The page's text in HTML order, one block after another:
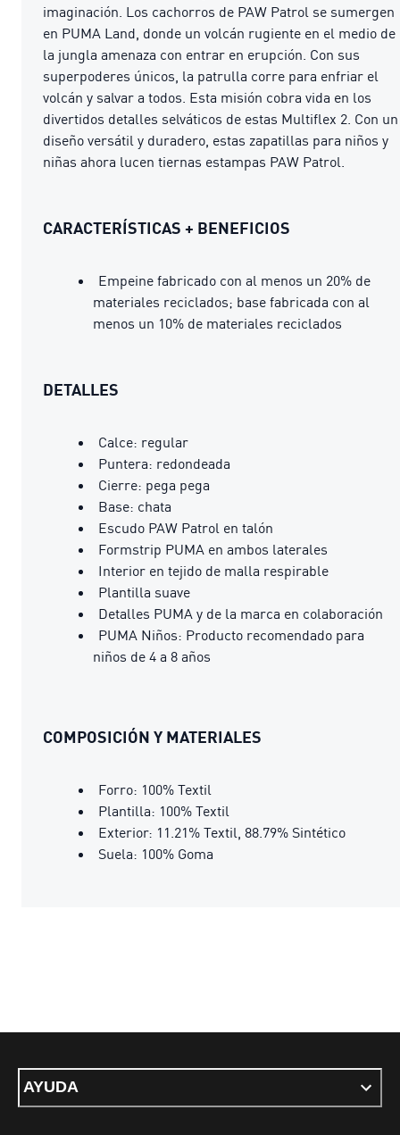
imaginación. Los cachorros de PAW Patrol se sumergen
en PUMA Land, donde un volcán rugiente en el medio de
la jungla amenaza con entrar en erupción. Con sus
superpoderes únicos, la patrulla corre para enfriar el
volcán y salvar a todos. Esta misión cobra vida en los
divertidos detalles selváticos de estas Multiflex 2. Con un
diseño versátil y duradero, estas zapatillas para niños y
niñas ahora lucen tiernas estampas PAW Patrol.
CARACTERÍSTICAS + BENEFICIOS
Empeine fabricado con al menos un 20% de
materiales reciclados; base fabricada con al
menos un 10% de materiales reciclados
DETALLES
Calce: regular
Puntera: redondeada
Cierre: pega pega
Base: chata
Escudo PAW Patrol en talón
Formstrip PUMA en ambos laterales
Interior en tejido de malla respirable
Plantilla suave
Detalles PUMA y de la marca en colaboración
PUMA Niños: Producto recomendado para
niños de 4 a 8 años
COMPOSICIÓN Y MATERIALES
Forro: 100% Textil
Plantilla: 100% Textil
Exterior: 11.21% Textil, 88.79% Sintético
Suela: 100% Goma
AYUDA